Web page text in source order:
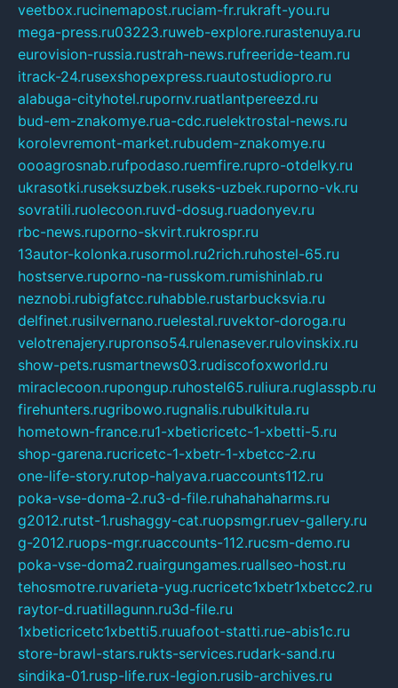
veetbox.rucinemapost.ruciam-fr.rukraft-you.ru
mega-press.ru03223.ruweb-explore.rurastenuya.ru
eurovision-russia.rustrah-news.rufreeride-team.ru
itrack-24.rusexshopexpress.ruautostudiopro.ru
alabuga-cityhotel.rupornv.ruatlantpereezd.ru
bud-em-znakomye.rua-cdc.ruelektrostal-news.ru
korolevremont-market.rubudem-znakomye.ru
oooagrosnab.rufpodaso.ruemfire.rupro-otdelky.ru
ukrasotki.ruseksuzbek.ruseks-uzbek.ruporno-vk.ru
sovratili.ruolecoon.ruvd-dosug.ruadonyev.ru
rbc-news.ruporno-skvirt.rukrospr.ru
13autor-kolonka.rusormol.ru2rich.ruhostel-65.ru
hostserve.ruporno-na-russkom.rumishinlab.ru
neznobi.rubigfatcc.ruhabble.rustarbucksvia.ru
delfinet.rusilvernano.ruelestal.ruvektor-doroga.ru
velotrenajery.rupronso54.rulenasever.rulovinskix.ru
show-pets.rusmartnews03.rudiscofoxworld.ru
miraclecoon.rupongup.ruhostel65.ruliura.ruglasspb.ru
firehunters.rugribowo.rugnalis.rubulkitula.ru
hometown-france.ru1-xbeticricetc-1-xbetti-5.ru
shop-garena.rucricetc-1-xbetr-1-xbetcc-2.ru
one-life-story.rutop-halyava.ruaccounts112.ru
poka-vse-doma-2.ru3-d-file.ruhahahaharms.ru
g2012.rutst-1.rushaggy-cat.ruopsmgr.ruev-gallery.ru
g-2012.ruops-mgr.ruaccounts-112.rucsm-demo.ru
poka-vse-doma2.ruairgungames.ruallseo-host.ru
tehosmotre.ruvarieta-yug.rucricetc1xbetr1xbetcc2.ru
raytor-d.ruatillagunn.ru3d-file.ru
1xbeticricetc1xbetti5.ruuafoot-statti.rue-abis1c.ru
store-brawl-stars.rukts-services.rudark-sand.ru
sindika-01.rusp-life.rux-legion.rusib-archives.ru